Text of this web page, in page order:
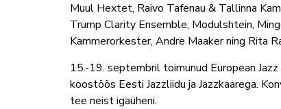
Muul Hextet, Raivo Tafenau & Tallinna
Trump Clarity Ensemble, Modulshtein,
Kammerorkester, Andre Maaker ning Rita
15.-19. septembril toimunud European
koostöös Eesti Jazzliidu ja Jazzkaarega.
tee neist igaüheni.